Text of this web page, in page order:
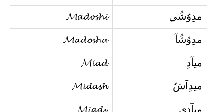
مدِوُشُي 𝓜𝓪𝓭𝓸𝓼𝓱𝓲
مدِوُشُآ 𝓜𝓪𝓭𝓸𝓼𝓱𝓪
ميآدِ 𝓜𝓲𝓪𝓭
ميدِآشُ 𝓜𝓲𝓭𝓪𝓼𝓱
ميآدِي 𝓜𝓲𝓪𝓭𝔂